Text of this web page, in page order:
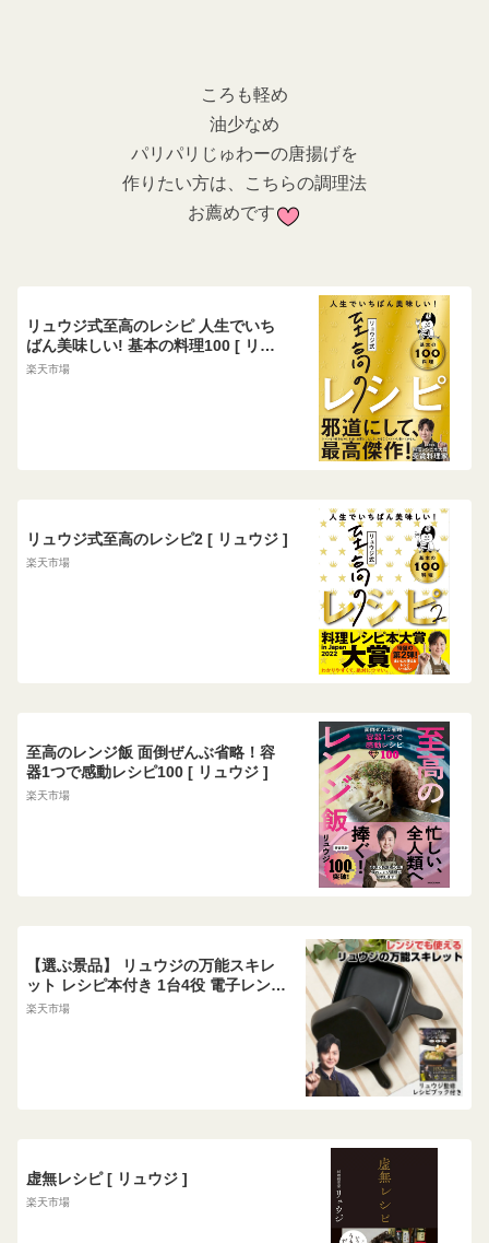
ころも軽め
油少なめ
パリパリじゅわーの唐揚げを
作りたい方は、こちらの調理法
お薦めです
リュウジ式至高のレシピ 人生でいち
ばん美味しい! 基本の料理100 [ リュ
ウジ ]
楽天市場
リュウジ式至高のレシピ2 [ リュウジ ]
楽天市場
至高のレンジ飯 面倒ぜんぶ省略！容
器1つで感動レシピ100 [ リュウジ ]
楽天市場
【選ぶ景品】 リュウジの万能スキレ
ット レシピ本付き 1台4役 電子レンジ
＋直火 料理研究家 リュウジ レンジ調
楽天市場
虚無レシピ [ リュウジ ]
楽天市場